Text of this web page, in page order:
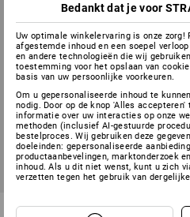
Dakdekkersschoenen Super
Bedankt dat je voor
Uw optimale winkelervaring is onze zorg!
afgestemde inhoud en een soepel
en andere technologieën die wij
toestemming voor het opslaan van
basis van uw persoonlijke voorkeuren.
Om u gepersonaliseerde inhoud te
nodig. Door op de knop 'Alles
informatie over uw interacties op onze
methoden (inclusief AI-gestuurde
bestelproces. Wij gebruiken deze
doeleinden: gepersonaliseerde
productaanbevelingen, marktonderzoek
inhoud. Als u dit niet wenst, kunt u zich
verzetten tegen het gebruik van